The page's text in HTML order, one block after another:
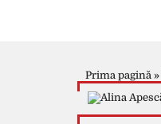
Prima pagină »